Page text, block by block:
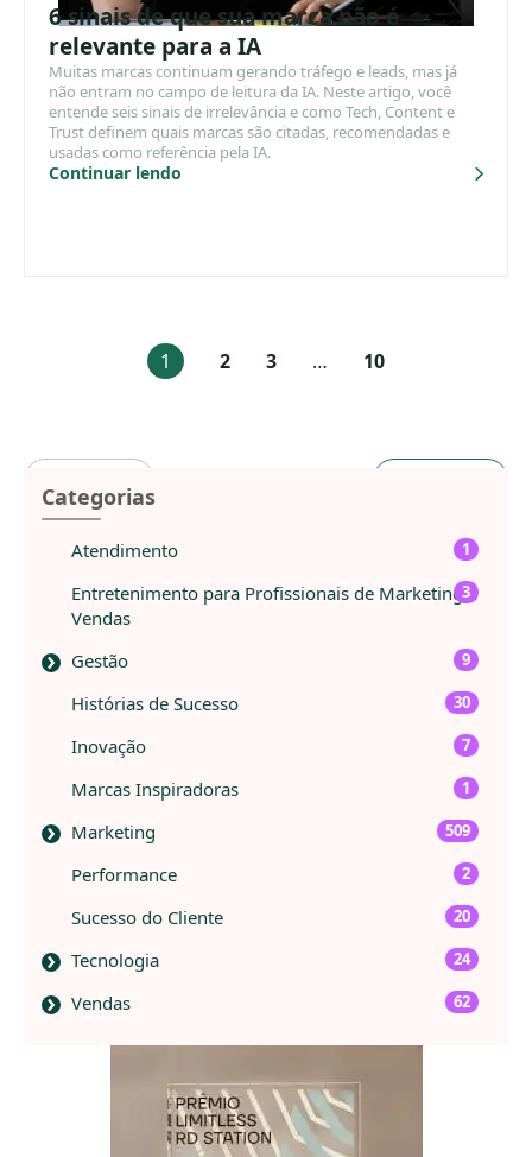
6 sinais de que sua marca não é
relevante para a IA
Muitas marcas continuam gerando tráfego e leads, mas já
não entram no campo de leitura da IA. Neste artigo, você
entende seis sinais de irrelevância e como Tech, Content e
Trust definem quais marcas são citadas, recomendadas e
usadas como referência pela IA.
Continuar lendo
1 2 3 … 10
Categorias
Atendimento 1
Entretenimento para Profissionais de Marketing e
Vendas
3
Gestão 9
Histórias de Sucesso 30
Inovação 7
Marcas Inspiradoras 1
Marketing 509
Performance 2
Sucesso do Cliente 20
Tecnologia 24
Vendas 62